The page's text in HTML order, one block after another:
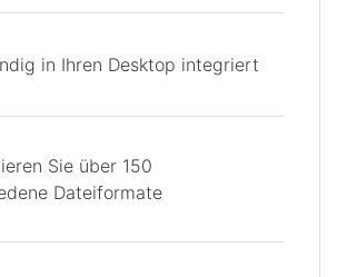
in Ihren Desktop integriert
Sie über 150
Dateiformate